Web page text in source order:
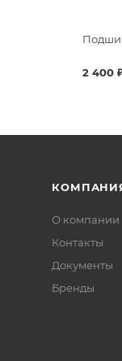
2 400
О компании
Контакты
Документы
Бренды